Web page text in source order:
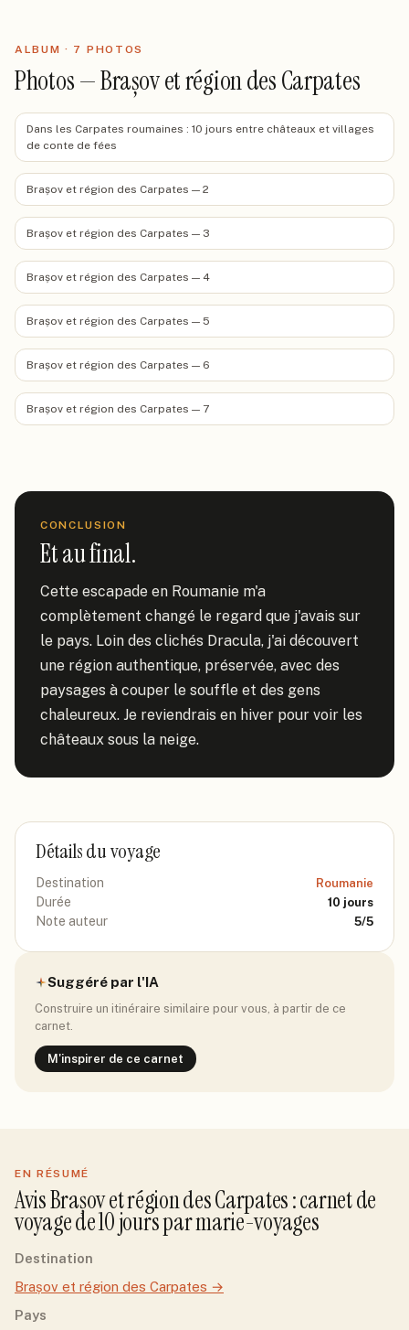
ALBUM · 7 PHOTOS
Photos — Brașov et région des Carpates
Dans les Carpates roumaines : 10 jours entre châteaux et villages
de conte de fées
Brașov et région des Carpates — 2
Brașov et région des Carpates — 3
Brașov et région des Carpates — 4
Brașov et région des Carpates — 5
Brașov et région des Carpates — 6
Brașov et région des Carpates — 7
CONCLUSION
Et au final.
Cette escapade en Roumanie m'a
complètement changé le regard que j'avais sur
le pays. Loin des clichés Dracula, j'ai découvert
une région authentique, préservée, avec des
paysages à couper le souffle et des gens
chaleureux. Je reviendrais en hiver pour voir les
châteaux sous la neige.
Détails du voyage
Destination Roumanie
Durée 10 jours
Note auteur 5/5
Suggéré par l'IA
Construire un itinéraire similaire pour vous, à partir de ce
carnet.
M'inspirer de ce carnet
EN RÉSUMÉ
AvisBrașov et région des Carpates: carnet de
voyage de10joursparmarie-voyages
Destination
Brașov et région des Carpates →
Pays